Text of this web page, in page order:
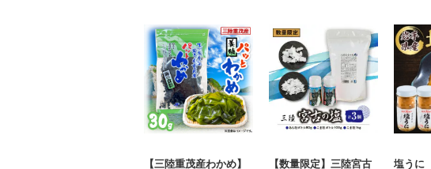
【三陸重茂産わかめ】 【数量限定】三陸宮古 塩う